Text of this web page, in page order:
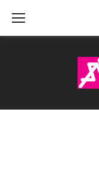
Skip